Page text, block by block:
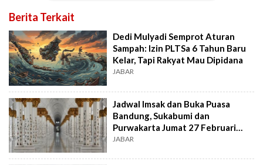
Berita Terkait
Dedi Mulyadi Semprot Aturan
Sampah: Izin PLTSa 6 Tahun Baru
Kelar, Tapi Rakyat Mau Dipidana
JABAR
Jadwal Imsak dan Buka Puasa
Bandung, Sukabumi dan
Purwakarta Jumat 27 Februari
2026
JABAR